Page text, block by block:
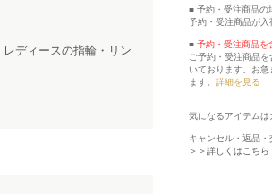
レディースの指輪・リン
■ 予約・受注商品の
予約・受注商品が入
■ 予約・受注商品を
ご予約・受注商品
いております。お
ます。 詳細を見る
気になるアイテム
キャンセル・返品・
＞＞詳しくはこちら